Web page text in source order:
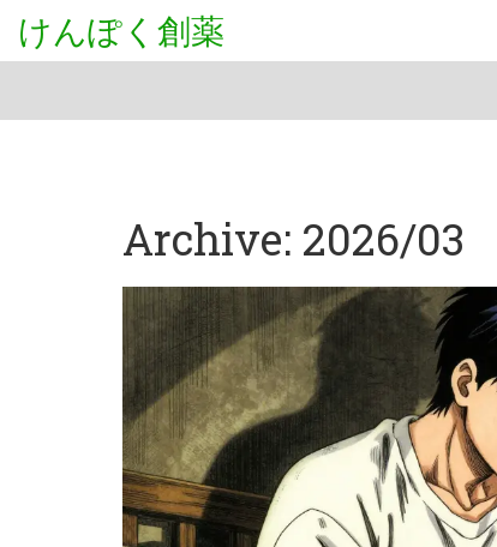
けんぽく創薬
Archive: 2026/03